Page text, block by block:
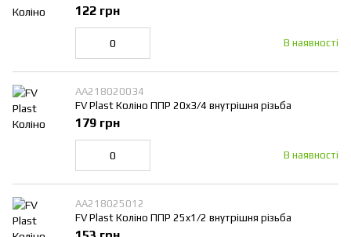
В наявності
122 грн
AA218020034
FV Plast Коліно ППР 20x3/4 внутрішня різьба
В наявності
179 грн
AA218025012
FV Plast Коліно ППР 25x1/2 внутрішня різьба